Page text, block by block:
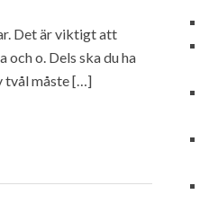
Det är viktigt att
o. Dels ska du ha
tvål måste […]